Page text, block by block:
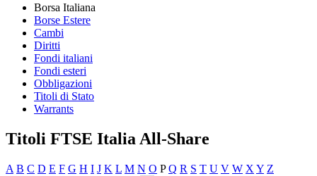
Borsa Italiana
Borse Estere
Cambi
Diritti
Fondi italiani
Fondi esteri
Obbligazioni
Titoli di Stato
Warrants
Titoli FTSE Italia All-Share
A B C D E F G H I J K L M N O PQ R S T U V W X Y Z